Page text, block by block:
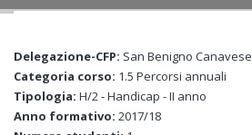
Delegazione-CFP: San Benigno Canavese
Categoria corso: 1.5 Percorsi annuali
Tipologia: H/2 - Handicap - II anno
Anno formativo: 2017/18